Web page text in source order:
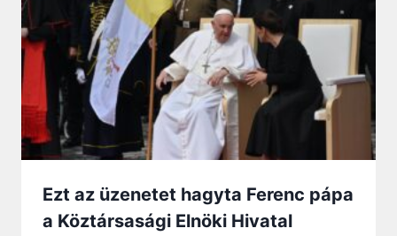
Ezt az üzenetet hagyta Ferenc pápa
a Köztársasági Elnöki Hivatal